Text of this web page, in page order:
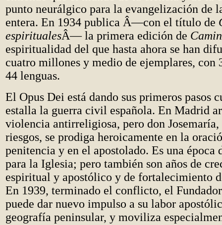
punto neurálgico para la evangelización de
entera. En 1934 publica Â—con el título de
espiritualesÂ— la primera edición de
espiritualidad del que hasta ahora se han
cuatro millones y medio de ejemplares, con
44 lenguas.
El Opus Dei está dando sus primeros pasos
estalla la guerra civil española. En Madrid
violencia antirreligiosa, pero don Josemaría,
riesgos, se prodiga heroicamente en la
penitencia y en el apostolado. Es una época
para la Iglesia; pero también son años de
espiritual y apostólico y de fortalecimiento
En 1939, terminado el conflicto, el
puede dar nuevo impulso a su labor
geografía peninsular, y moviliza